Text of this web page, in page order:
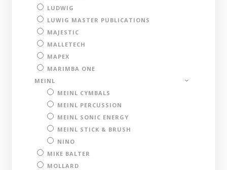
LUDWIG
LUWIG MASTER PUBLICATIONS
MAJESTIC
MALLETECH
MAPEX
MARIMBA ONE
MEINL
MEINL CYMBALS
MEINL PERCUSSION
MEINL SONIC ENERGY
MEINL STICK & BRUSH
NINO
MIKE BALTER
MOLLARD